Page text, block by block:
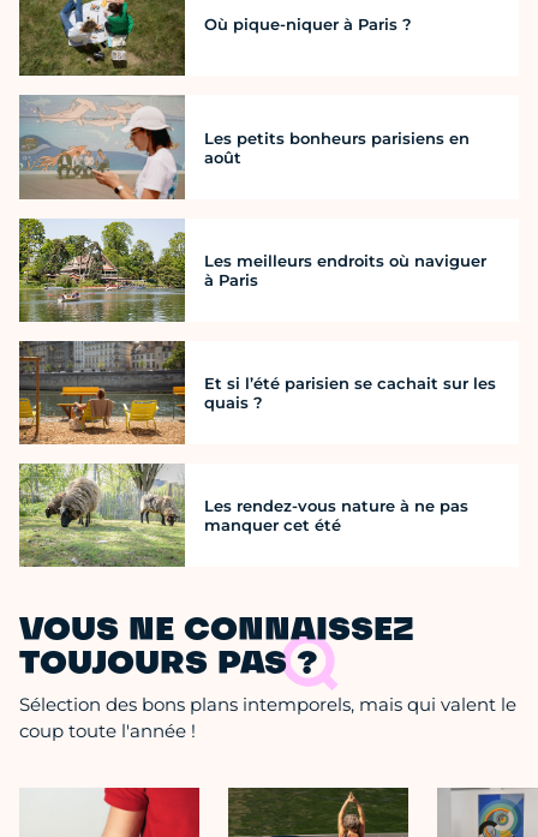
Où pique-niquer à Paris ?
Les petits bonheurs parisiens en
août
Les meilleurs endroits où naviguer
à Paris
Et si l’été parisien se cachait sur les
quais ?
Les rendez-vous nature à ne pas
manquer cet été
VOUS NE CONNAISSEZ
TOUJOURS PAS ?
Sélection des bons plans intemporels, mais qui valent le
coup toute l'année !